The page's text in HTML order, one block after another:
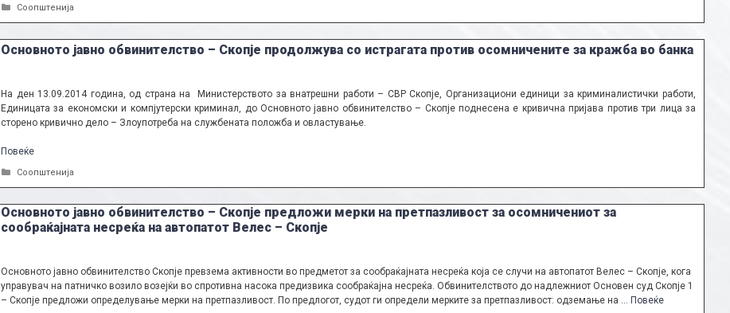
Categories
Соопштенија
Основното јавно обвинителство – Скопје продолжува со истрагата против осомничените за кражба во банка
На ден 13.09.2014 година, од страна на Министерството за внатрешни работи – СВР Скопје, Организациони единици за криминалистички работи,
Единицата за економски и компјутерски криминал, до Основното јавно обвинителство – Скопје поднесена е кривична пријава против три лица за
сторено кривично дело – Злоупотреба на службената положба и овластување.
Повеќе
Categories
Соопштенија
Основното јавно обвинителство – Скопје предложи мерки на претпазливост за осомничениот за
сообраќајната несреќа на автопатот Велес – Скопје
Основното јавно обвинителство Скопје превзема активности во предметот за сообраќајната несреќа која се случи на автопатот Велес – Скопје, кога
управувач на патничко возило возејќи во спротивна насока предизвика сообраќајна несреќа. Обвинителството до надлежниот Основен суд Скопје 1
– Скопје предложи определување мерки на претпазливост. По предлогот, судот ги определи мерките за претпазливост: одземање на … Повеќе